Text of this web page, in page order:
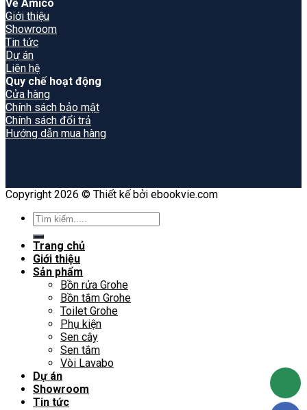
Về Amico
Giới thiệu
Showroom
Tin tức
Dự án
Liên hệ
Quy chế hoạt động
Cửa hàng
Chính sách bảo mật
Chính sách đổi trả
Hướng dẫn mua hàng
Copyright 2026 © Thiết kế bởi ebookvie.com
Search
for:
Trang chủ
Giới thiệu
Sản phẩm
Bồn rửa Grohe
Bồn tắm Grohe
Toilet Grohe
Phụ kiện
Sen cây
Sen tắm
Vòi Lavabo
Dự án
Showroom
Tin tức